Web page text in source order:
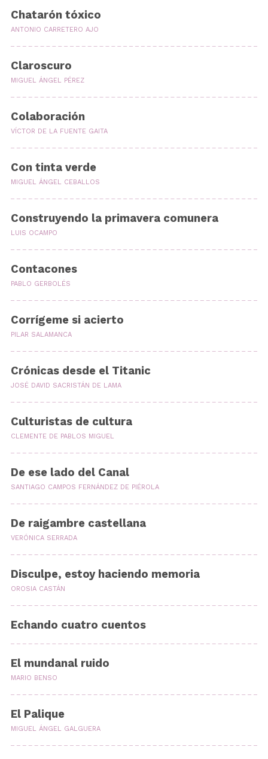
Chatarón tóxico
ANTONIO CARRETERO AJO
Claroscuro
MIGUEL ÁNGEL PÉREZ
Colaboración
VÍCTOR DE LA FUENTE GAITA
Con tinta verde
MIGUEL ÁNGEL CEBALLOS
Construyendo la primavera comunera
LUIS OCAMPO
Contacones
PABLO GERBOLÉS
Corrígeme si acierto
PILAR SALAMANCA
Crónicas desde el Titanic
JOSÉ DAVID SACRISTÁN DE LAMA
Culturistas de cultura
CLEMENTE DE PABLOS MIGUEL
De ese lado del Canal
SANTIAGO CAMPOS FERNÁNDEZ DE PIÉROLA
De raigambre castellana
VERÓNICA SERRADA
Disculpe, estoy haciendo memoria
OROSIA CASTÁN
Echando cuatro cuentos
El mundanal ruido
MARIO BENSO
El Palique
MIGUEL ÁNGEL GALGUERA